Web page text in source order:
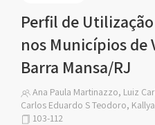
Perfil de
nos Municípios de
Barra Mansa/RJ
Ana Paula Martinazzo, Luiz
Carlos Eduardo S Teodoro,
103-112